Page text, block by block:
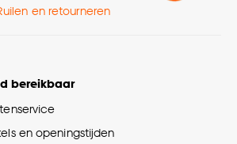
24 maanden
Handmatig, Elektrisch
en retourneren
bereikbaar
en openingstijden